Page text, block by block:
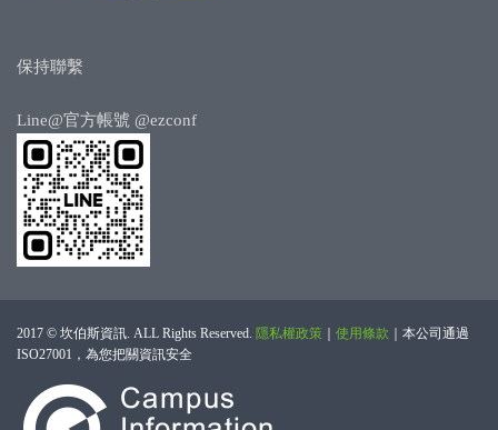
保持聯繫
Line@官方帳號 @ezconf
2017 © 坎伯斯資訊. ALL Rights Reserved. 隱私權政策 ｜ 使用條款 ｜ 本公司通過
ISO27001，為您把關資訊安全